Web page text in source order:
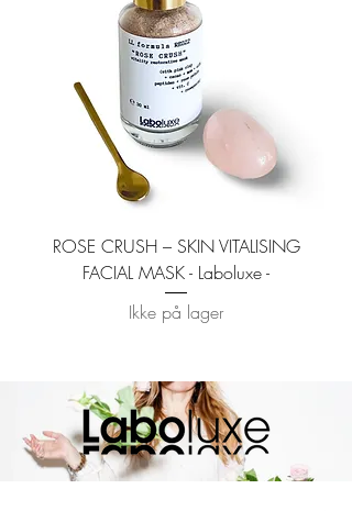
ROSE CRUSH – SKIN VITALISING
FACIAL MASK - Laboluxe -
Ikke på lager